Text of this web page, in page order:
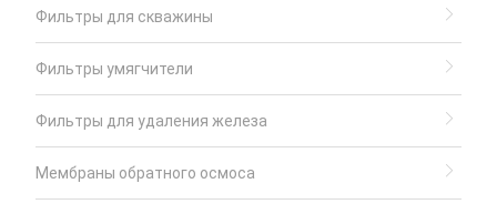
Фильтры для скважины
Фильтры умягчители
Фильтры для удаления железа
Мембраны обратного осмоса